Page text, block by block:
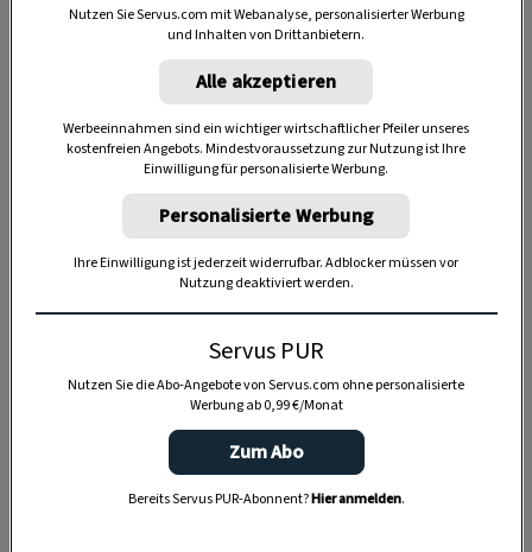
Anzeige
Nutzen Sie Servus.com mit Webanalyse, personalisierter Werbung
und Inhalten von Drittanbietern.
Alle akzeptieren
Werbeeinnahmen sind ein wichtiger wirtschaftlicher Pfeiler unseres
kostenfreien Angebots. Mindestvoraussetzung zur Nutzung ist Ihre
Einwilligung für personalisierte Werbung.
Personalisierte Werbung
Ihre Einwilligung ist jederzeit widerrufbar. Adblocker müssen vor
Nutzung deaktiviert werden.
Servus PUR
Nutzen Sie die Abo-Angebote von Servus.com ohne personalisierte
Werbung ab 0,99 €/Monat
Zum Abo
Bereits Servus PUR-Abonnent?Hier anmelden.